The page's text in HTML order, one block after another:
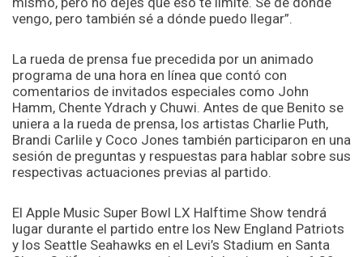
vengo, pero también sé a dónde puedo llegar”.
La rueda de prensa fue precedida por un animado
programa de una hora en línea que contó con
comentarios de invitados especiales como John
Hamm, Chente Ydrach y Chuwi. Antes de que Benito se
uniera a la rueda de prensa, los artistas Charlie Puth,
Brandi Carlile y Coco Jones también participaron en una
sesión de preguntas y respuestas para hablar sobre sus
respectivas actuaciones previas al partido.
El Apple Music Super Bowl LX Halftime Show tendrá
lugar durante el partido entre los New England Patriots
y los Seattle Seahawks en el Levi’s Stadium en Santa